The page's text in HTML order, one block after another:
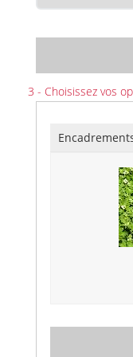
3 - Choisissez vos